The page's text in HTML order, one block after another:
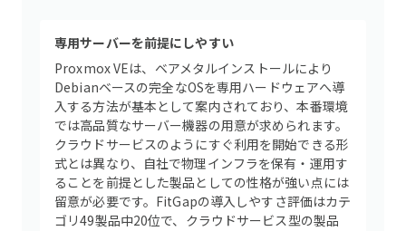
専用サーバーを前提にしやすい
Proxmox VEは、ベアメタルインストールにより
Debianベースの完全なOSを専用ハードウェアへ導
入する方法が基本として案内されており、本番環境
では高品質なサーバー機器の用意が求められます。
クラウドサービスのようにすぐ利用を開始できる形
式とは異なり、自社で物理インフラを保有・運用す
ることを前提とした製品としての性格が強い点には
留意が必要です。FitGapの導入しやすさ評価はカテ
ゴリ49製品中20位で、クラウドサービス型の製品